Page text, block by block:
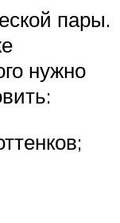
пары.
нужно